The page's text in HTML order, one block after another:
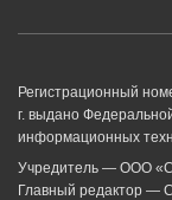
Регистрационный
г. выдано
информационных
Учредитель — ООО
Главный редактор —